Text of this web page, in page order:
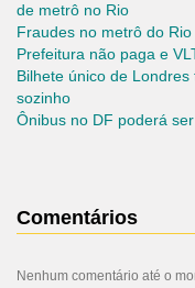
de metrô no Rio
Fraudes no metrô do
Prefeitura não paga e
Bilhete único de
sozinho
Ônibus no DF poderá
Comentários
Nenhum comentário até o